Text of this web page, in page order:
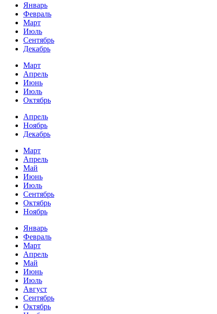
Январь
Февраль
Март
Июль
Сентябрь
Декабрь
Март
Апрель
Июнь
Июль
Октябрь
Апрель
Ноябрь
Декабрь
Март
Апрель
Май
Июнь
Июль
Сентябрь
Октябрь
Ноябрь
Январь
Февраль
Март
Апрель
Май
Июнь
Июль
Август
Сентябрь
Октябрь